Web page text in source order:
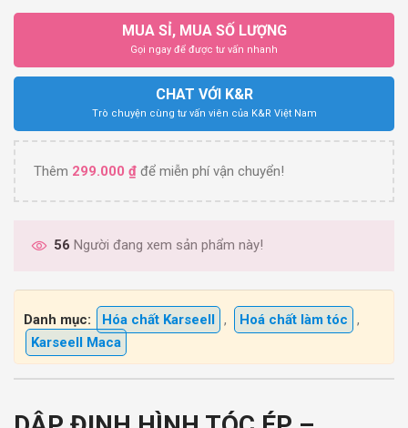
MUA SỈ, MUA SỐ LƯỢNG
Gọi ngay để được tư vấn nhanh
CHAT VỚI K&R
Trò chuyện cùng tư vấn viên của K&R Việt Nam
Thêm 299.000 ₫ để miễn phí vận chuyển!
56 Người đang xem sản phẩm này!
Danh mục: Hóa chất Karseell , Hoá chất làm tóc
,
Karseell Maca